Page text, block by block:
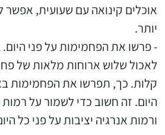
אוכלים קינואה עם שעועית, אפשר
יותר.
- פרשו את הפחמימות על פני היום.
לאכול שלוש ארוחות מלאות של
קלות. כך, תפרשו את הפחמימות
היום. זה חשוב כדי לשמור על
ורמות אנרגיה יציבות על פני כל